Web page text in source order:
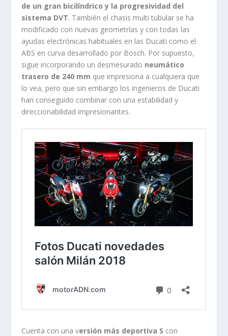
de un gran bicilíndrico y la progresividad del
sistema DVT. También el chasis multi tubular se ha
modificado con nuevas geometrías y con todas las
ayudas electrónicas habituales en las Ducati como el
ABS en curva desarrollado por Bosch. Por supuesto,
sigue incorporando un desmesurado neumático
trasero de 240 mm que impresiona a cualquiera que
lo vea, pero que sin embargo los ingenieros de Ducati
han conseguido combinar con una estabilidad y
direccionabilidad impresionantes.
Cuenta con una versión más deportiva S con